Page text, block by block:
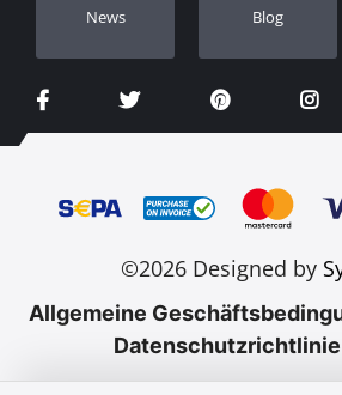
Νews Blog
©2026 Designed by
Allgemeine
Datenschutzrichtlinie